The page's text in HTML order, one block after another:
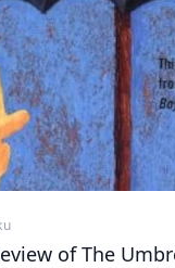
of The